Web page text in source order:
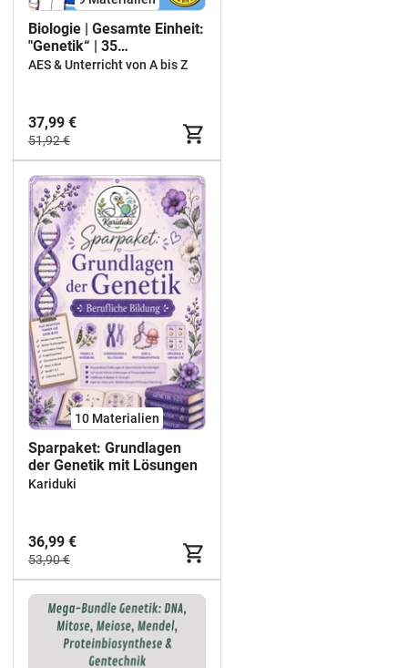
Biologie | Gesamte Einheit:
"Genetik“ | 35
Arbeitsblätter + Lösungen
AES & Unterricht von A bis Z
37,99 €
51,92 €
10 Materialien
Sparpaket: Grundlagen
der Genetik mit Lösungen
Kariduki
36,99 €
53,90 €